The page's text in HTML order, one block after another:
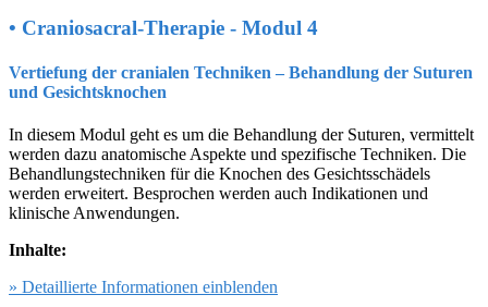
• Craniosacral-Therapie - Modul 4
Vertiefung der cranialen Techniken – Behandlung der Suturen
und Gesichtsknochen
In diesem Modul geht es um die Behandlung der Suturen, vermittelt
werden dazu anatomische Aspekte und spezifische Techniken. Die
Behandlungstechniken für die Knochen des Gesichtsschädels
werden erweitert. Besprochen werden auch Indikationen und
klinische Anwendungen.
Inhalte:
» Detaillierte Informationen einblenden